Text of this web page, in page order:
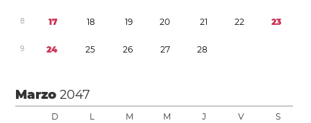
8 17 18 19 20 21 22 23
9 24 25 26 27 28
Marzo2047
D L M M J V S